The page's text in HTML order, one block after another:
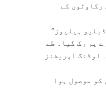
رکاوٹوں کے
ہیلیوز”
اور پی جی پی سی ایل ٹرمینل پر دوپہر 12:24 پر کنارے پر رک گیا۔ طے
لوڈنگ آپریشنز
سے پاکستان کو اپنا پہلا ایل این جی سپاٹ کارگو 30 اپریل کو موصول ہوا